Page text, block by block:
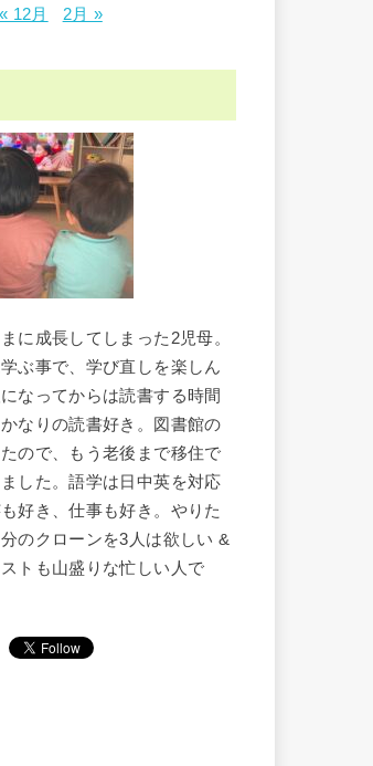
« 12月
2月 »
に成長してしまった2児母。
ぶ事で、学び直しを楽しん
なってからは読書する時間
なりの読書好き。図書館の
ので、もう老後まで移住で
した。語学は日中英を対応
好き、仕事も好き。やりた
のクローンを3人は欲しい &
トも山盛りな忙しい人で